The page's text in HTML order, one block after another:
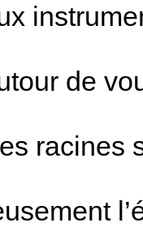
de
racines